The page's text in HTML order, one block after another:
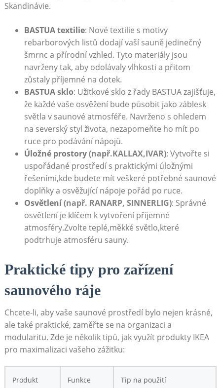
Skandinávie.
BASTUA textilie: ⁢Nové textilie s ​motivy​
rebarborových⁢ listů dodají ⁣vaší ⁣sauně ​jedinečný
šmrnc a přírodní vzhled. Tyto ‍materiály ‌jsou
navrženy tak, aby⁢ odolávaly vlhkosti ‍a přitom
zůstaly příjemné​ na dotek.
BASTUA sklo: Užitkové ⁢sklo⁤ z řady BASTUA zajišťuje,
že každé vaše osvěžení bude působit jako záblesk⁣
světla v saunové atmosféře. Navrženo​ s​ ohledem
na severský styl života,‍ nezapomeňte ho ⁣mít po
ruce pro podávání‍ nápojů.
Úložné prostory(např.KALLAX,IVAR): Vytvořte si
uspořádané prostředí s praktickými úložnými
⁣řešeními,kde budete mít veškeré potřebné⁣ saunové
doplňky a osvěžující nápoje pořád po‌ ruce.
Osvětlení‌(např. RANARP, SINNERLIG): Správné
osvětlení⁣ je klíčem⁤ k vytvoření příjemné
‌atmosféry.Zvolte teplé,měkké světlo,které
podtrhuje atmosféru sauny.
Praktické⁤ tipy⁤ pro zařízení
saunového ráje
Chcete-li, aby⁣ vaše saunové prostředí bylo nejen krásné,
ale také⁢ praktické, zaměřte se na organizaci a‌
modularitu. Zde je​ několik‌ tipů, jak využít produkty IKEA
pro ​maximalizaci vašeho zážitku:
Produkt Funkce Tip na použití